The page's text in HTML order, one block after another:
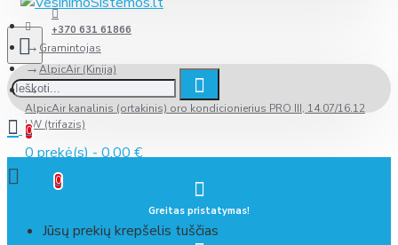
+370 631 61866
0
0 prekė(s) - 0.00 €
0
Jūsų prekių krepšelis tuščias
Gramintojas
AlpicAir (Kinija)
AlpicAir kanalinis (ortakinis) oro kondicionierius PRO III, 14.07/16.12
kW (trifazis)
Greitas pristatymas!